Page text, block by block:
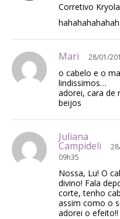
Corretivo
Mari 28/01/
o cabelo e o
lindissimos…
adorei, cara de
beijos
Juliana
Campideli
09h35
Nossa, Lu! O
divino! Fala
corte, tenho
assim como o
adorei o efeito!!